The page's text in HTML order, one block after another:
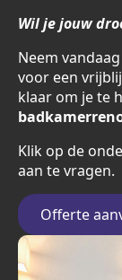
Wil je jouw
Neem
voor een
klaar om je te
Klik op de
aan te vragen.
Offerte